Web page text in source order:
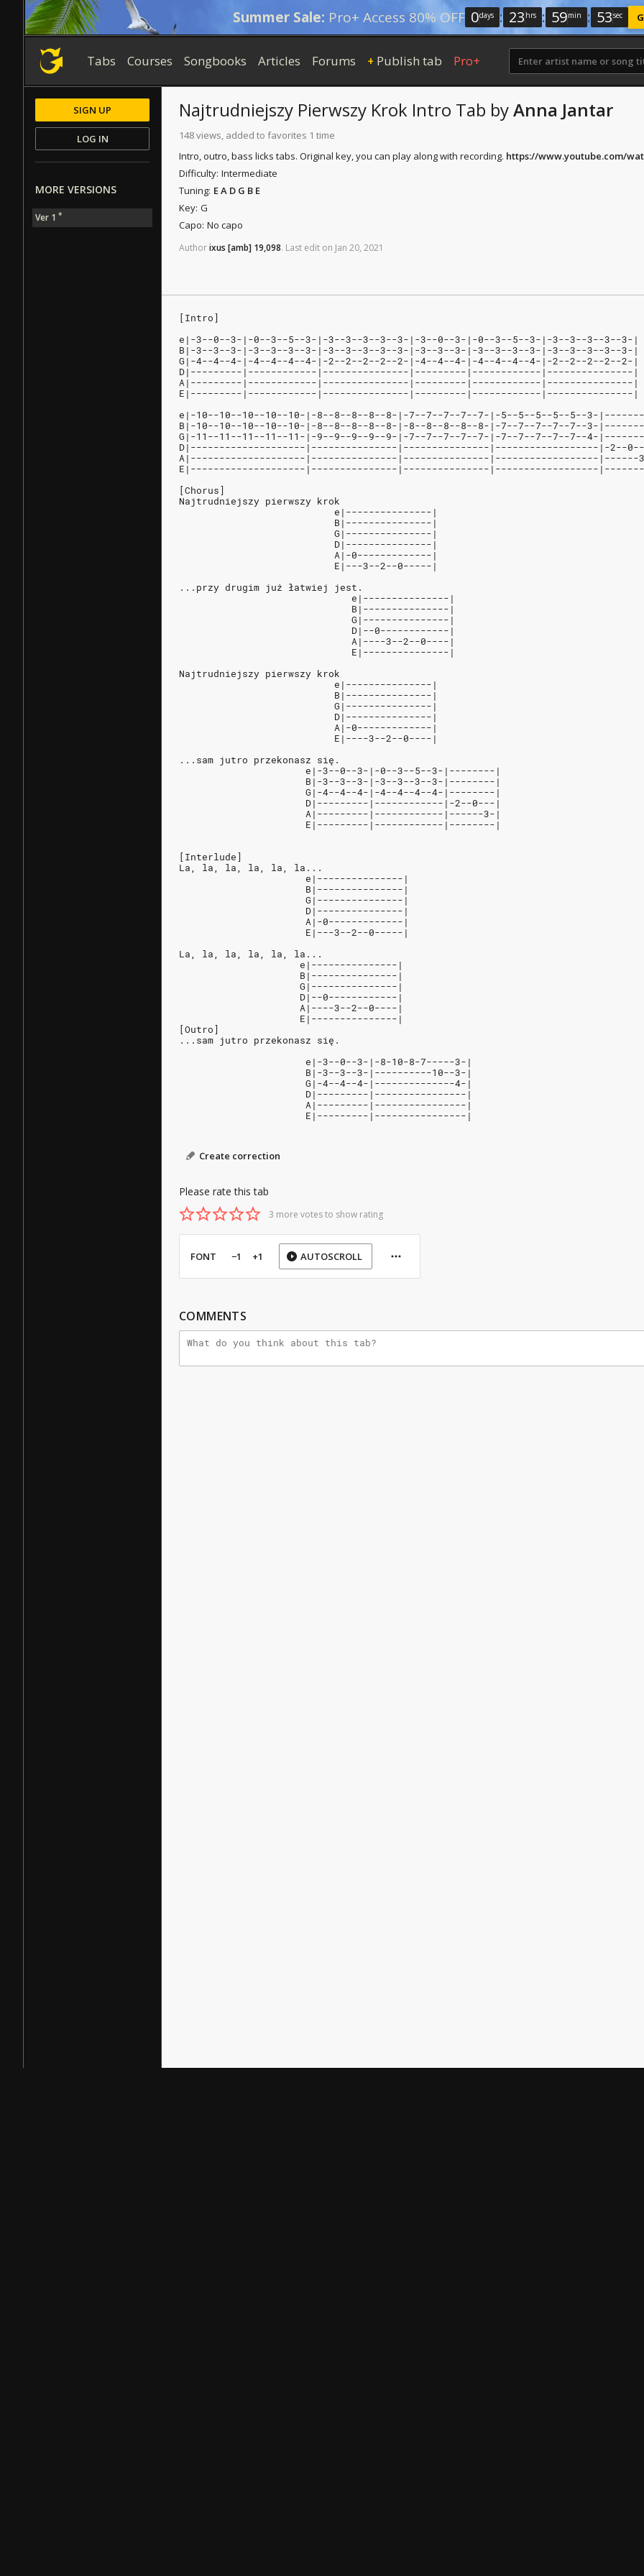
Summer Sale: Pro+ Access 80% OFF 0days : 23 hrs : 59min : 52sec
Tabs Courses Songbooks Articles Forums + Publish tab Pro+
Najtrudniejszy Pierwszy Krok Intro Tab byAnna Jantar
148 views, added to favorites 1 time
Intro, outro, bass licks tabs. Original key, you can play along with recording. https://www.youtube.com/
Difficulty: Intermediate
Tuning: E A D G B E
Key: G
Capo: No capo
Authorixus [amb] 19,098. Last edit on Jan 20, 2021
[Intro]
e|-3--0--3-|-0--3--5--3-|-3--3--3--3--3-|-3--0--3-|-0--3--5--3-|-3--3--3--3--3-|
B|-3--3--3-|-3--3--3--3-|-3--3--3--3--3-|-3--3--3-|-3--3--3--3-|-3--3--3--3--3-|
G|-4--4--4-|-4--4--4--4-|-2--2--2--2--2-|-4--4--4-|-4--4--4--4-|-2--2--2--2--2-|
D|---------|------------|---------------|---------|------------|---------------|
A|---------|------------|---------------|---------|------------|---------------|
E|---------|------------|---------------|---------|------------|---------------|
e|-10--10--10--10--10-|-8--8--8--8--8-|-7--7--7--7--7-|-5--5--5--5--5--3-
B|-10--10--10--10--10-|-8--8--8--8--8-|-8--8--8--8--8-|-7--7--7--7--7--3-
G|-11--11--11--11--11-|-9--9--9--9--9-|-7--7--7--7--7-|-7--7--7--7--7--4-
D|--------------------|---------------|---------------|------------------|-2--
A|--------------------|---------------|---------------|------------------|------
E|--------------------|---------------|---------------|------------------
[Chorus]
Najtrudniejszy pierwszy krok
                           e|---------------|
                           B|---------------|
                           G|---------------|
                           D|---------------|
                           A|-0-------------|
                           E|---3--2--0-----|
...przy drugim już łatwiej jest.
                              e|---------------|
                              B|---------------|
                              G|---------------|
                              D|--0------------|
                              A|----3--2--0----|
                              E|---------------|
Najtrudniejszy pierwszy krok
                           e|---------------|
                           B|---------------|
                           G|---------------|
                           D|---------------|
                           A|-0-------------|
                           E|----3--2--0----|
...sam jutro przekonasz się.
                      e|-3--0--3-|-0--3--5--3-|--------|
                      B|-3--3--3-|-3--3--3--3-|--------|
                      G|-4--4--4-|-4--4--4--4-|--------|
                      D|---------|------------|-2--0---|
                      A|---------|------------|------3-|
                      E|---------|------------|--------|
[Interlude]
La, la, la, la, la, la...
                      e|---------------|
                      B|---------------|
                      G|---------------|
                      D|---------------|
                      A|-0-------------|
                      E|---3--2--0-----|
La, la, la, la, la, la...
                     e|---------------|
                     B|---------------|
                     G|---------------|
                     D|--0------------|
                     A|----3--2--0----|
                     E|---------------|
[Outro]
...sam jutro przekonasz się.
                      e|-3--0--3-|-8-10-8-7-----3-|
                      B|-3--3--3-|----------10--3-|
                      G|-4--4--4-|--------------4-|
                      D|---------|----------------|
                      A|---------|----------------|
                      E|---------|----------------|
Create correction
Please rate this tab
3 more votes to show rating
FONT −1 +1 AUTOSCROLL
COMMENTS
SIGN UP
LOG IN
MORE VERSIONS
Ver 1 *